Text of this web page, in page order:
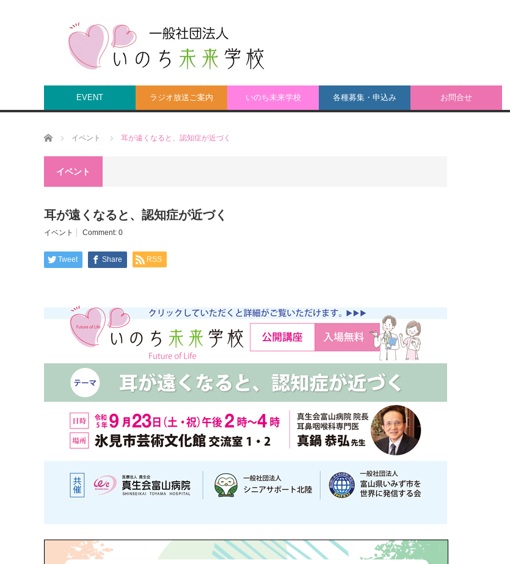
EVENT ラジオ放送ご案内 いのち未来学校 各種募集・申込み お問合せ
Home イベント 耳が遠くなると、認知症が近づく
イベント
耳が遠くなると、認知症が近づく
イベント Comment: 0
Tweet Share RSS